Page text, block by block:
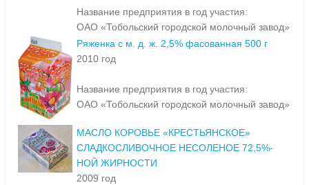
Название предприятия в год участия:
ОАО «Тобольский городской молочный завод»
Ряженка с м. д. ж. 2,5% фасованная 500 г
2010 год
Название предприятия в год участия:
ОАО «Тобольский городской молочный завод»
МАСЛО КОРОВЬЕ «КРЕСТЬЯНСКОЕ»
СЛАДКОСЛИВОЧНОЕ НЕСОЛЕНОЕ 72,5%-
НОЙ ЖИРНОСТИ
2009 год